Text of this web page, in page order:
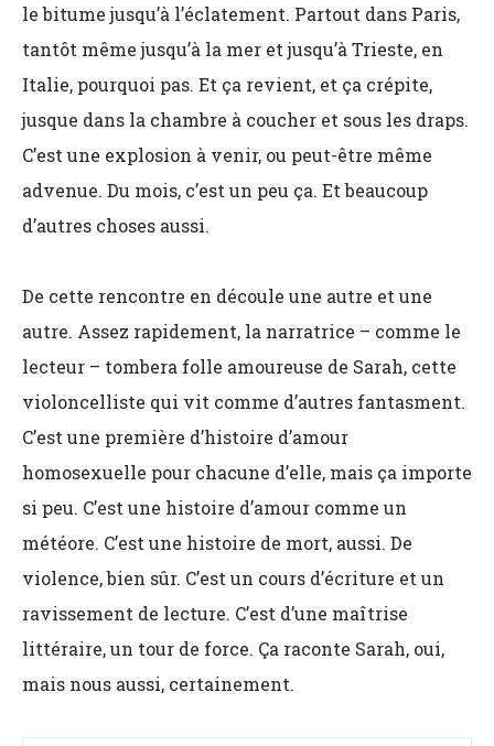
le bitume jusqu’à l’éclatement. Partout dans Paris,
tantôt même jusqu’à la mer et jusqu’à Trieste, en
Italie, pourquoi pas. Et ça revient, et ça crépite,
jusque dans la chambre à coucher et sous les draps.
C’est une explosion à venir, ou peut-être même
advenue. Du mois, c’est un peu ça. Et beaucoup
d’autres choses aussi.
De cette rencontre en découle une autre et une
autre. Assez rapidement, la narratrice – comme le
lecteur – tombera folle amoureuse de Sarah, cette
violoncelliste qui vit comme d’autres fantasment.
C’est une première d’histoire d’amour
homosexuelle pour chacune d’elle, mais ça importe
si peu. C’est une histoire d’amour comme un
météore. C’est une histoire de mort, aussi. De
violence, bien sûr. C’est un cours d’écriture et un
ravissement de lecture. C’est d’une maîtrise
littéraire, un tour de force. Ça raconte Sarah, oui,
mais nous aussi, certainement.